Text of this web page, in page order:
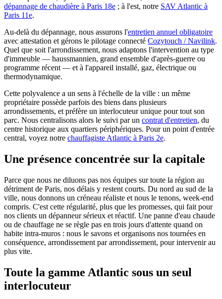
dépannage de chaudière à Paris 18e ; à l'est, notre SAV Atlantic à
Paris 11e.
Au-delà du dépannage, nous assurons l'entretien annuel obligatoire
avec attestation et gérons le pilotage connecté Cozytouch / Navilink.
Quel que soit l'arrondissement, nous adaptons l'intervention au type
d'immeuble — haussmannien, grand ensemble d'après-guerre ou
programme récent — et à l'appareil installé, gaz, électrique ou
thermodynamique.
Cette polyvalence a un sens à l'échelle de la ville : un même
propriétaire possède parfois des biens dans plusieurs
arrondissements, et préfère un interlocuteur unique pour tout son
parc. Nous centralisons alors le suivi par un contrat d'entretien, du
centre historique aux quartiers périphériques. Pour un point d'entrée
central, voyez notre chauffagiste Atlantic à Paris 2e.
Une présence concentrée sur la capitale
Parce que nous ne diluons pas nos équipes sur toute la région au
détriment de Paris, nos délais y restent courts. Du nord au sud de la
ville, nous donnons un créneau réaliste et nous le tenons, week-end
compris. C'est cette régularité, plus que les promesses, qui fait pour
nos clients un dépanneur sérieux et réactif. Une panne d'eau chaude
ou de chauffage ne se règle pas en trois jours d'attente quand on
habite intra-muros : nous le savons et organisons nos tournées en
conséquence, arrondissement par arrondissement, pour intervenir au
plus vite.
Toute la gamme Atlantic sous un seul
interlocuteur